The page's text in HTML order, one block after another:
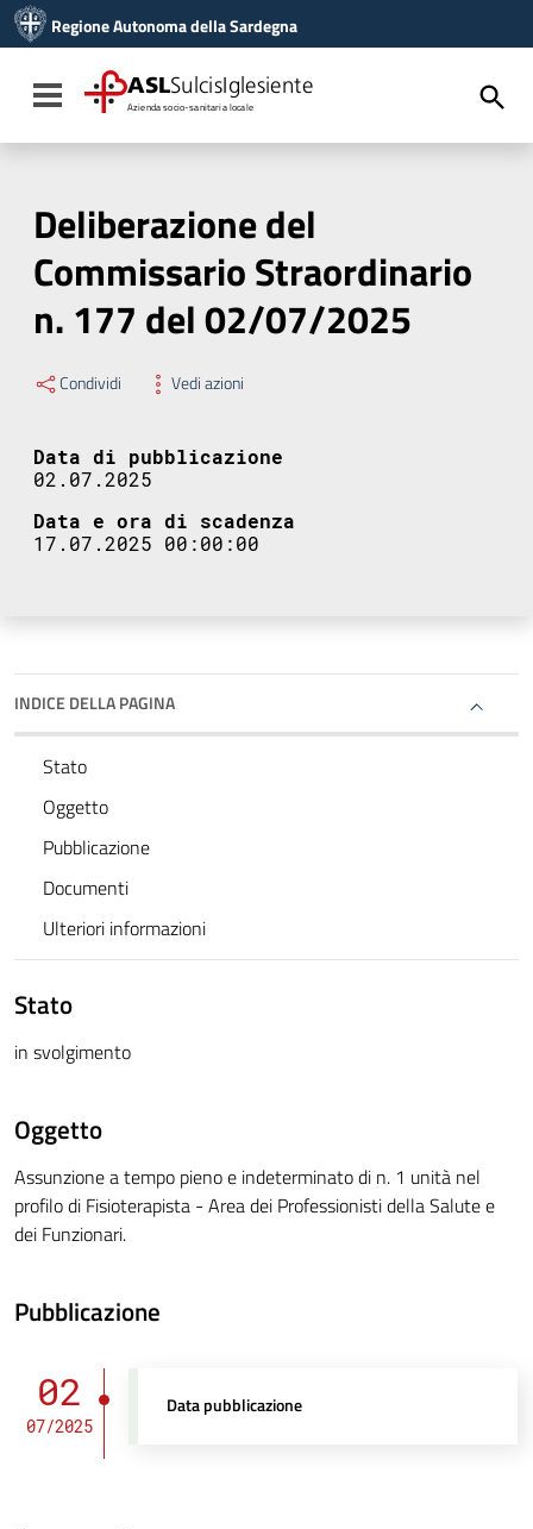
Vai al menu di navigazione
Vai al footer
Regione Autonoma della Sardegna
Toggle navigation
ASLSulcisIglesiente
Azienda socio-sanitaria locale
Deliberazione del
Commissario Straordinario
n. 177 del 02/07/2025
Condividi Vedi azioni
Data di pubblicazione
02.07.2025
Data e ora di scadenza
17.07.2025 00:00:00
INDICE DELLA PAGINA
Stato
Oggetto
Pubblicazione
Documenti
Ulteriori informazioni
Stato
in svolgimento
Oggetto
Assunzione a tempo pieno e indeterminato di n. 1 unità nel
profilo di Fisioterapista - Area dei Professionisti della Salute e
dei Funzionari.
Pubblicazione
02
07/2025
Data pubblicazione